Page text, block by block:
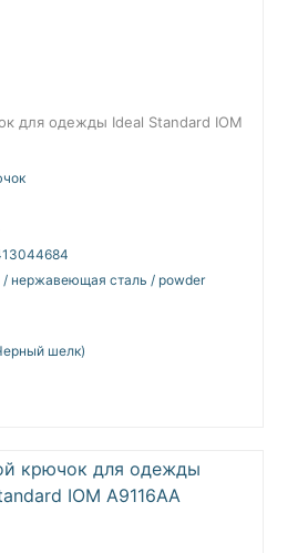
для одежды Ideal Standard IOM
/ нержавеющая сталь / powder
шелк)